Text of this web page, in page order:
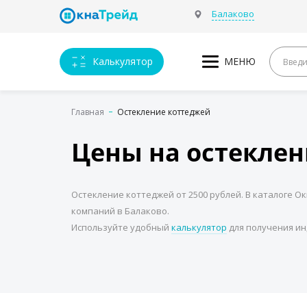
Балаково
Калькулятор МЕНЮ
Главная Остекление коттеджей
Цены на
Остекление коттеджей от 2500 рублей. В каталоге
компаний в Балаково.
Используйте удобный калькулятор для получения